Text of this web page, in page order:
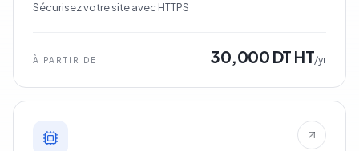
Sécurisez votre site avec HTTPS
À PARTIR DE 30,000 DT HT/yr